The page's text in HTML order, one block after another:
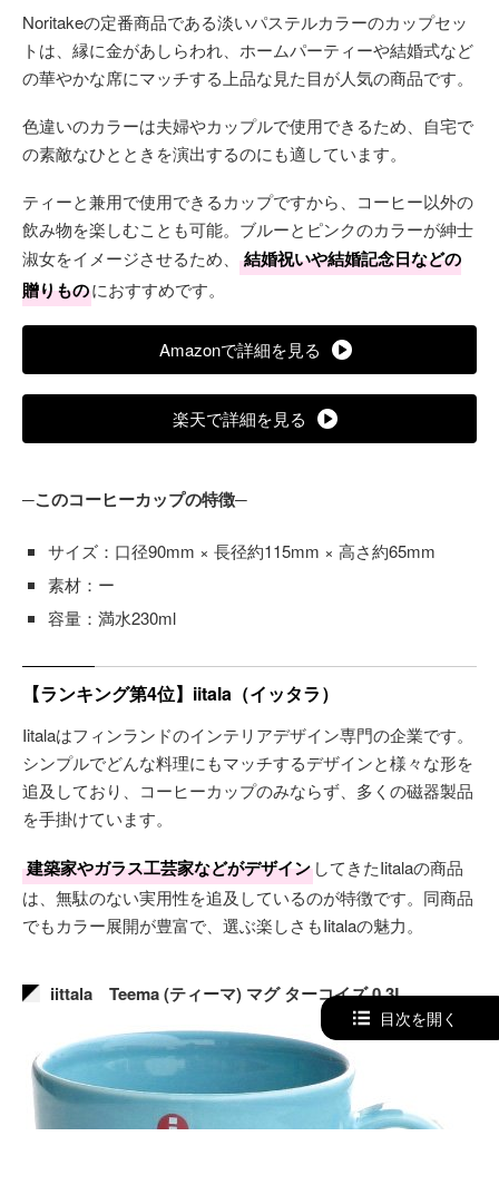
Noritakeの定番商品である淡いパステルカラーのカップセッ
トは、縁に金があしらわれ、ホームパーティーや結婚式など
の華やかな席にマッチする上品な見た目が人気の商品です。
色違いのカラーは夫婦やカップルで使用できるため、自宅で
の素敵なひとときを演出するのにも適しています。
ティーと兼用で使用できるカップですから、コーヒー以外の
飲み物を楽しむことも可能。ブルーとピンクのカラーが紳士
淑女をイメージさせるため、
結婚祝いや結婚記念日などの
贈りものにおすすめです。
Amazonで詳細を見る
楽天で詳細を見る
─このコーヒーカップの特徴─
サイズ：口径90mm × 長径約115mm × 高さ約65mm
素材：ー
容量：満水230ml
【ランキング第4位】iitala（イッタラ）
Iitalaはフィンランドのインテリアデザイン専門の企業です。
シンプルでどんな料理にもマッチするデザインと様々な形を
追及しており、コーヒーカップのみならず、多くの磁器製品
を手掛けています。
建築家やガラス工芸家などがデザイン してきたIitalaの商品
は、無駄のない実用性を追及しているのが特徴です。同商品
でもカラー展開が豊富で、選ぶ楽しさもIitalaの魅力。
iittala Teema (ティーマ) マグ ターコイズ 0.3L
目次を開く